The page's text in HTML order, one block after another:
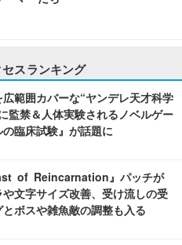
スランキング
広範囲カバーな“ヤンデレ天才科学
監禁＆人体実験されるノベルゲー
の臨床試験』が話題に
of Reincarnation』パッチが
文字サイズ改善、受け流しの受
ボスや雑魚敵の調整も入る